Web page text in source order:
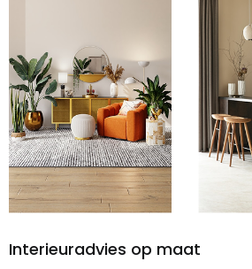
Interieuradvies op maat